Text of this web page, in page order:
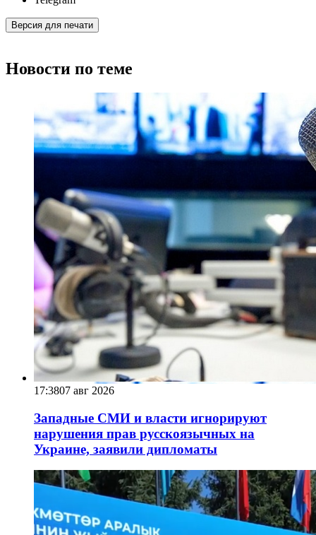
Версия для печати
Новости по теме
17:3807 авг 2026
Западные СМИ и власти игнорируют
нарушения прав русскоязычных на
Украине, заявили дипломаты